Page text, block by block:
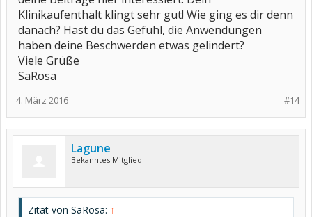
Klinikaufenthalt klingt sehr gut! Wie ging es dir denn
danach? Hast du das Gefühl, die Anwendungen
haben deine Beschwerden etwas gelindert?
Viele Grüße
SaRosa
#14
4. März 2016
Lagune
Bekanntes Mitglied
Zitat von SaRosa: ↑